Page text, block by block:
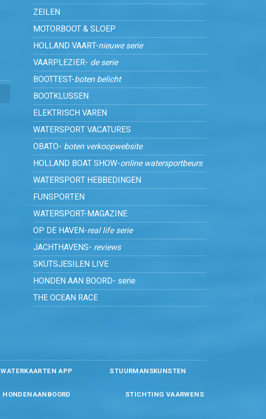
ZEILEN
MOTORBOOT & SLOEP
HOLLAND VAART-nieuwe serie
VAARPLEZIER- de serie
BOOTTEST-boten belicht
BOOTKLUSSEN
ELEKTRISCH VAREN
WATERSPORT VACATURES
OBATO- boten verkoopwebsite
HOLLAND BOAT SHOW-online watersportbeurs
WATERSPORT HEBBEDINGEN
FUNSPORTEN
WATERSPORT-MAGAZINE
OP DE HAVEN-real life serie
JACHTHAVENS- reviews
SKUTSJESILEN LIVE
HONDEN AAN BOORD- serie
THE OCEAN RACE
WATERKAARTEN APP STUURMANSKUNSTEN
HONDENAANBOORD STICHTING VAARWENS